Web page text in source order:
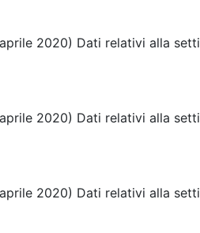
2020) Dati relativi alla
2020) Dati relativi alla
2020) Dati relativi alla